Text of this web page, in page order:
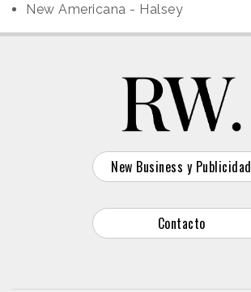
New Americana - Halsey
New Business y Publicidad
Contacto